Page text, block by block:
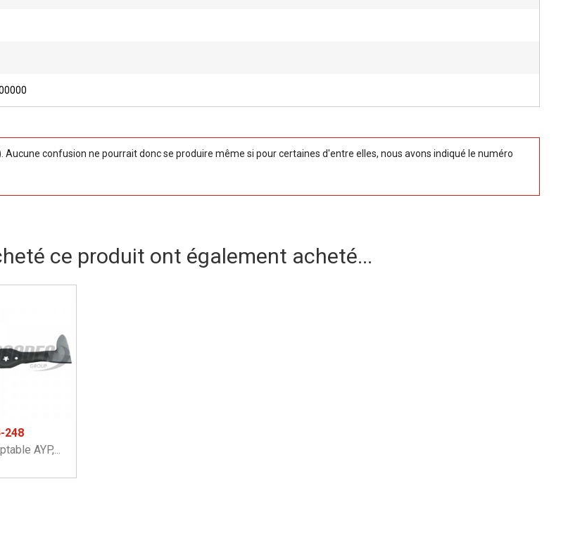
confusion ne pourrait donc se produire même si pour certaines d'entre elles, nous avons indiqué le numéro
ce produit ont également acheté...
248
AYP,...